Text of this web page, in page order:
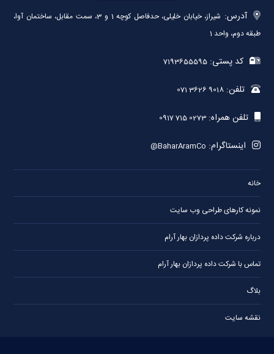
آدرس:
شیراز، خیابان خلیلی، حدفاصل کوچه 1 و 3، سمت مقابل، ساختمان آوا،
طبقه دوم، واحد 1
کد پستی:7193655595
تلفن:071 3626 9018
تلفن همراه:0917 715 0273
اینستاگرام: @BaharAramCo
خانه
نمونه کارهای طراحی وب سایت
درباره شرکت داده پردازان بهار آرام
تماس با شرکت داده پردازان بهار آرام
بلاگ
نقشه سایت